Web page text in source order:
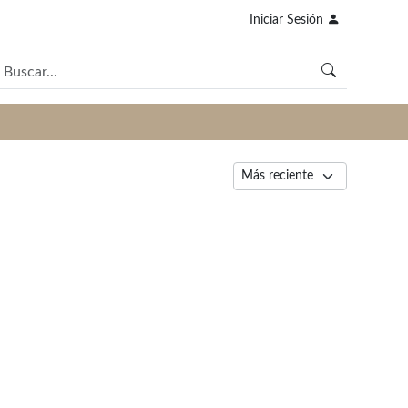
Iniciar Sesión